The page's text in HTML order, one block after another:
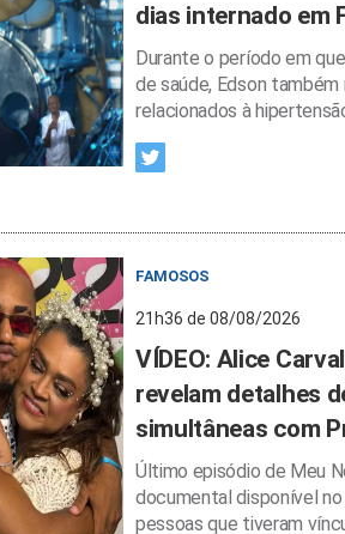
dias internado em
Durante o período em
de saúde, Edson
relacionados à
FAMOSOS
21h36 de 08/08/2026
VÍDEO: Alice
revelam detalhes
simultâneas com
Último episódio de Meu
documental disponível
pessoas que tiveram